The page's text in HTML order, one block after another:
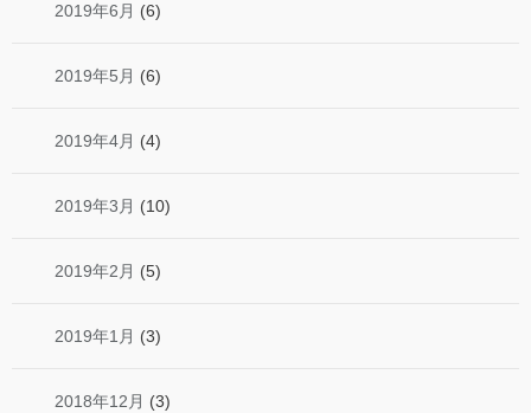
2019年6月 (6)
2019年5月 (6)
2019年4月 (4)
2019年3月 (10)
2019年2月 (5)
2019年1月 (3)
2018年12月 (3)